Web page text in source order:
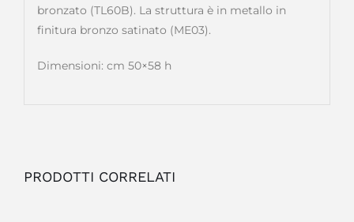
bronzato (TL60B). La struttura è in metallo in
finitura bronzo satinato (ME03).
Dimensioni: cm 50×58 h
PRODOTTI CORRELATI